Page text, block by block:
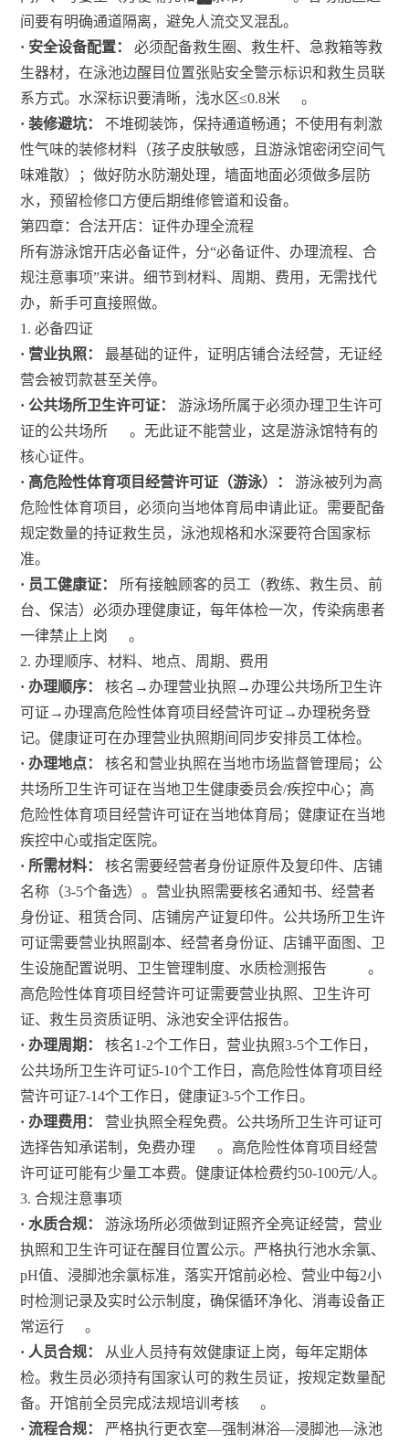
间要有明确通道隔离，避免人流交叉混乱。
· 安全设备配置：
必须配备救生圈、救生杆、急救箱等救
生器材，在泳池边醒目位置张贴安全警示标识和救生员联
系方式。水深标识要清晰，浅水区≤0.8米
。
· 装修避坑：
不堆砌装饰，保持通道畅通；不使用有刺激
性气味的装修材料（孩子皮肤敏感，且游泳馆密闭空间气
味难散）；做好防水防潮处理，墙面地面必须做多层防
水，预留检修口方便后期维修管道和设备。
第四章：合法开店：证件办理全流程
所有游泳馆开店必备证件，分“必备证件、办理流程、合
规注意事项”来讲。细节到材料、周期、费用，无需找代
办，新手可直接照做。
1. 必备四证
· 营业执照：
最基础的证件，证明店铺合法经营，无证经
营会被罚款甚至关停。
· 公共场所卫生许可证：
游泳场所属于必须办理卫生许可
证的公共场所
。无此证不能营业，这是游泳馆特有的
核心证件。
· 高危险性体育项目经营许可证（游泳）：
游泳被列为高
危险性体育项目，必须向当地体育局申请此证。需要配备
规定数量的持证救生员，泳池规格和水深要符合国家标
准。
· 员工健康证：
所有接触顾客的员工（教练、救生员、前
台、保洁）必须办理健康证，每年体检一次，传染病患者
一律禁止上岗
。
2. 办理顺序、材料、地点、周期、费用
· 办理顺序：
核名→办理营业执照→办理公共场所卫生许
可证→办理高危险性体育项目经营许可证→办理税务登
记。健康证可在办理营业执照期间同步安排员工体检。
· 办理地点：
核名和营业执照在当地市场监督管理局；公
共场所卫生许可证在当地卫生健康委员会/疾控中心；高
危险性体育项目经营许可证在当地体育局；健康证在当地
疾控中心或指定医院。
· 所需材料：
核名需要经营者身份证原件及复印件、店铺
名称（3-5个备选）。营业执照需要核名通知书、经营者
身份证、租赁合同、店铺房产证复印件。公共场所卫生许
可证需要营业执照副本、经营者身份证、店铺平面图、卫
生设施配置说明、卫生管理制度、水质检测报告
。
高危险性体育项目经营许可证需要营业执照、卫生许可
证、救生员资质证明、泳池安全评估报告。
· 办理周期：
核名1-2个工作日，营业执照3-5个工作日，
公共场所卫生许可证5-10个工作日，高危险性体育项目经
营许可证7-14个工作日，健康证3-5个工作日。
· 办理费用：
营业执照全程免费。公共场所卫生许可证可
选择告知承诺制，免费办理
。高危险性体育项目经营
许可证可能有少量工本费。健康证体检费约50-100元/人。
3. 合规注意事项
· 水质合规：
游泳场所必须做到证照齐全亮证经营，营业
执照和卫生许可证在醒目位置公示。严格执行池水余氯、
pH值、浸脚池余氯标准，落实开馆前必检、营业中每2小
时检测记录及实时公示制度，确保循环净化、消毒设备正
常运行
。
· 人员合规：
从业人员持有效健康证上岗，每年定期体
检。救生员必须持有国家认可的救生员证，按规定数量配
备。开馆前全员完成法规培训考核
。
· 流程合规：
严格执行更衣室—强制淋浴—浸脚池—泳池